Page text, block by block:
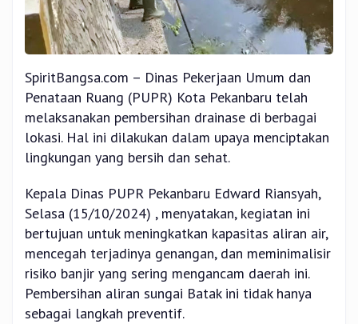
SpiritBangsa.com – Dinas Pekerjaan Umum dan
Penataan Ruang (PUPR) Kota Pekanbaru telah
melaksanakan pembersihan drainase di berbagai
lokasi. Hal ini dilakukan dalam upaya menciptakan
lingkungan yang bersih dan sehat.
Kepala Dinas PUPR Pekanbaru Edward Riansyah,
Selasa (15/10/2024) , menyatakan, kegiatan ini
bertujuan untuk meningkatkan kapasitas aliran air,
mencegah terjadinya genangan, dan meminimalisir
risiko banjir yang sering mengancam daerah ini.
Pembersihan aliran sungai Batak ini tidak hanya
sebagai langkah preventif.